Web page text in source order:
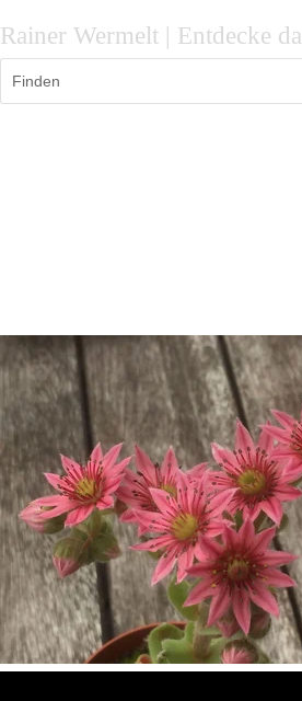
Rainer Wermelt | Entdecke
Finden